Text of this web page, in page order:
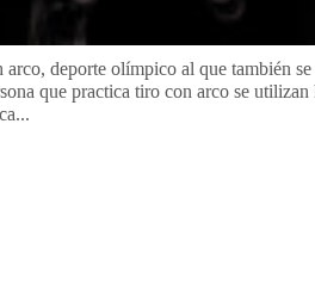
deporte olímpico al que también
que practica tiro con arco se